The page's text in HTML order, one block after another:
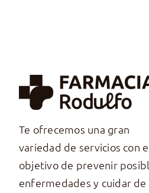
Te ofrecemos una gran
variedad de servicios con
objetivo de prevenir
enfermedades y cuidar de